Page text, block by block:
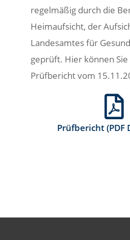
regelmäßig durch die
Heimaufsicht, der
Landesamtes für
geprüft. Hier können
Prüfbericht vom
Prüfbericht (PDF